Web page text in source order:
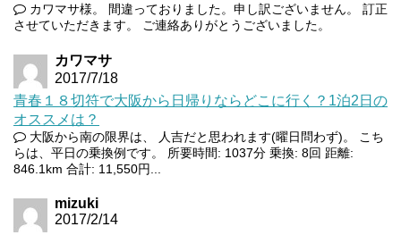
カワマサ様。 間違っておりました。申し訳ございません。 訂正
させていただきます。 ご連絡ありがとうございました。
カワマサ
2017/7/18
青春１８切符で大阪から日帰りならどこに行く？1泊2日の
オススメは？
大阪から南の限界は、 人吉だと思われます(曜日問わず)。 こち
らは、平日の乗換例です。 所要時間: 1037分 乗換: 8回 距離:
846.1km 合計: 11,550円...
mizuki
2017/2/14